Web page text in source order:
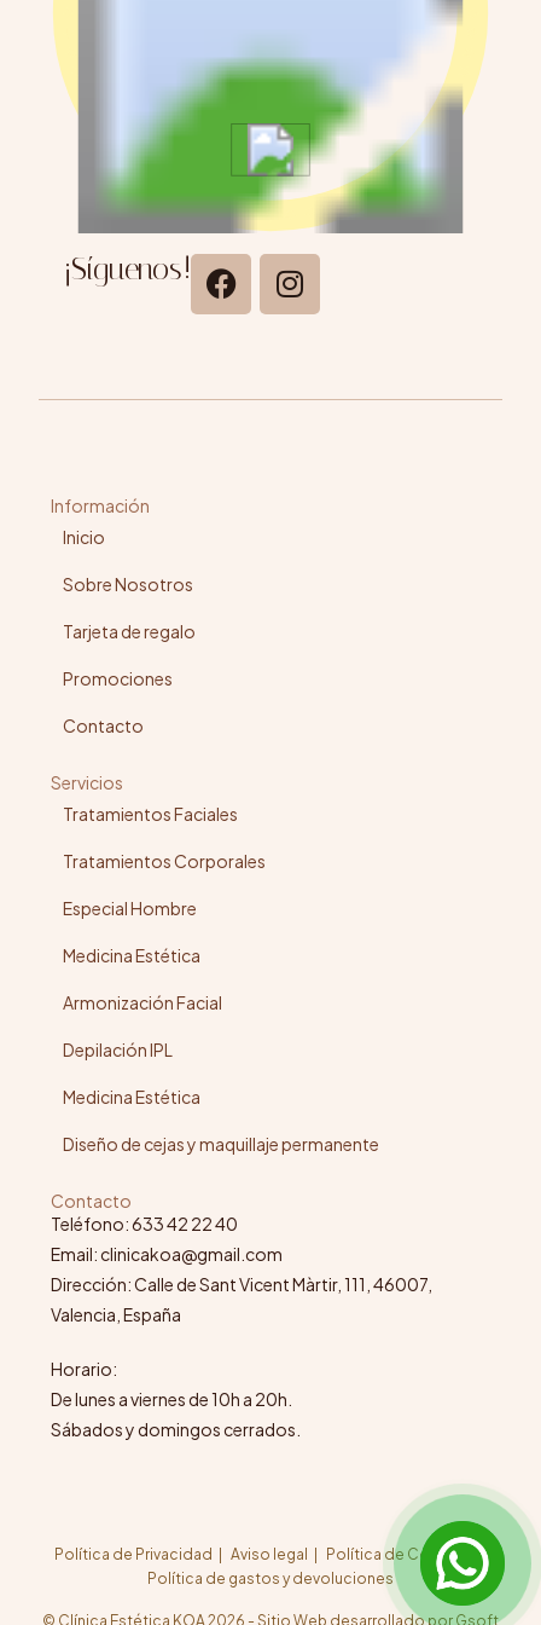
¡Síguenos!
Información
Inicio
Sobre Nosotros
Tarjeta de regalo
Promociones
Contacto
Servicios
Tratamientos Faciales
Tratamientos Corporales
Especial Hombre
Medicina Estética
Armonización Facial
Depilación IPL
Medicina Estética
Diseño de cejas y maquillaje permanente
Contacto
Teléfono: 633 42 22 40
Email: clinicakoa@gmail.com
Dirección: Calle de Sant Vicent Màrtir, 111, 46007,
Valencia, España
Horario:
De lunes a viernes de 10h a 20h.
Sábados y domingos cerrados.
Política de Privacidad Aviso legal
Política de Cookies
Política de gastos y devoluciones
© Clínica Estética KOA 2026 - Sitio Web desarrollado por Gsoft